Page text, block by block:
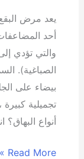
يعد مرض
أحد
والتي تؤدي
الصباغية).
بيضاء على
تجميلية
أنواع البهاق؟
Read More »